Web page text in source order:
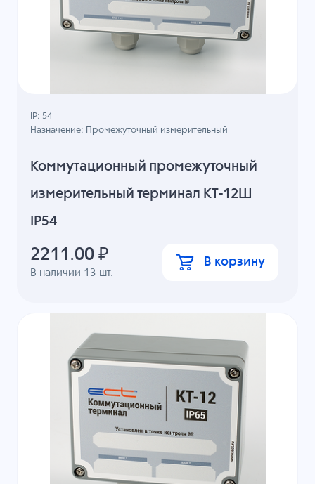
Коммутационный промежуточный
измерительный терминал КТ-12Ш
IP54
В наличии 13 шт.
IP: 54
Назначение: Промежуточный измерительный
2211.00 ₽ В корзину